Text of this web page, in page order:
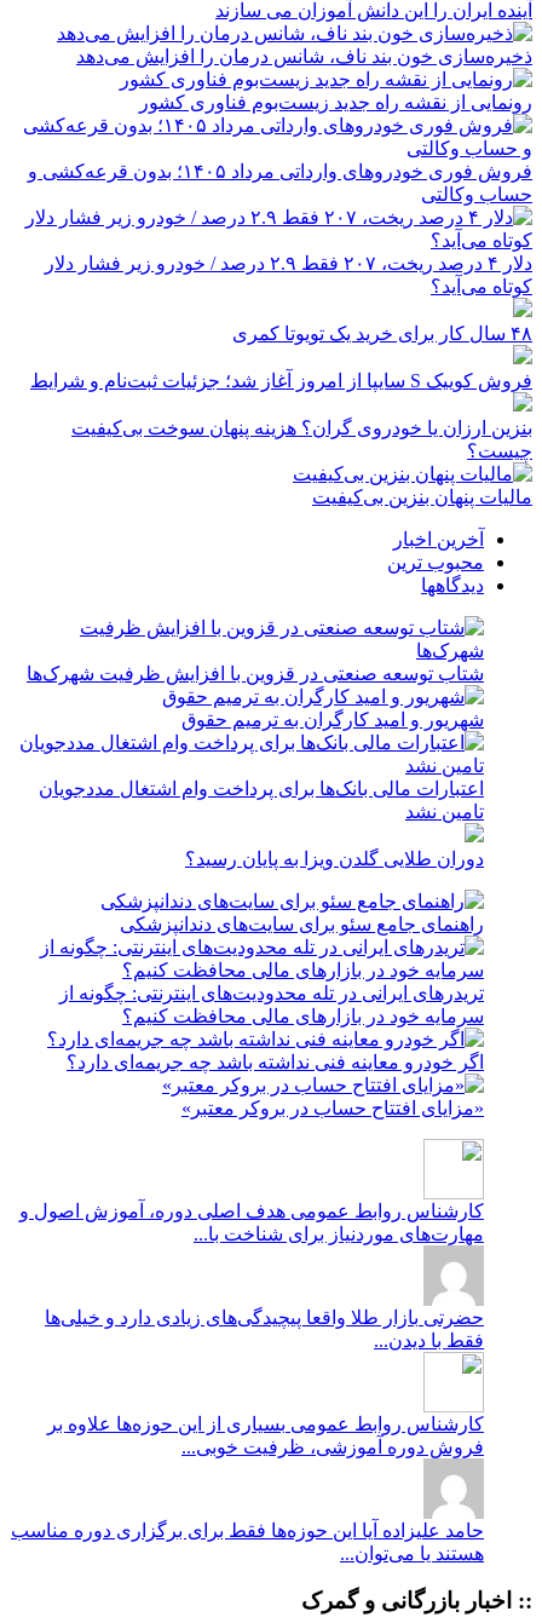
آینده ایران را این دانش آموزان می سازند
ذخیره‌سازی خون بند ناف، شانس درمان را افزایش می‌دهد
رونمایی از نقشه راه جدید زیست‌بوم فناوری کشور
فروش فوری خودروهای وارداتی مرداد ۱۴۰۵؛ بدون قرعه‌کشی و
حساب وکالتی
دلار ۴ درصد ریخت، ۲۰۷ فقط ۲.۹ درصد / خودرو زیر فشار دلار
کوتاه می‌آید؟
۴۸ سال کار برای خرید یک تویوتا کمری
فروش کوییک S سایپا از امروز آغاز شد؛ جزئیات ثبت‌نام و شرایط
بنزین ارزان یا خودروی گران؟ هزینه پنهان سوخت بی‌کیفیت
چیست؟
مالیات پنهان بنزین بی‌کیفیت
آخرین اخبار
محبوب ترین
دیدگاهها
شتاب توسعه صنعتی در قزوین با افزایش ظرفیت شهرک‌ها
شهریور و امید کارگران به ترمیم حقوق
اعتبارات مالی بانک‌ها برای پرداخت وام اشتغال مددجویان
تامین نشد
دوران طلایی گلدن ویزا به پایان رسید؟
راهنمای جامع سئو برای سایت‌های دندانپزشکی
تریدرهای ایرانی در تله محدودیت‌های اینترنتی: چگونه از
سرمایه خود در بازارهای مالی محافظت کنیم؟
اگر خودرو معاینه فنی نداشته باشد چه جریمه‌ای دارد؟
«مزایای افتتاح حساب در بروکر معتبر»
کارشناس روابط عمومی هدف اصلی دوره، آموزش اصول و
مهارت‌های موردنیاز برای شناخت با...
حضرتی بازار طلا واقعا پیچیدگی‌های زیادی دارد و خیلی‌ها
فقط با دیدن...
کارشناس روابط عمومی بسیاری از این حوزه‌ها علاوه بر
فروش دوره آموزشی، ظرفیت خوبی...
حامد علیزاده آیا این حوزه‌ها فقط برای برگزاری دوره مناسب
هستند یا می‌توان...
:: اخبار بازرگانی و گمرک